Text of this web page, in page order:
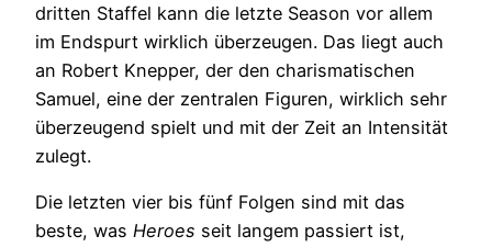
dritten Staffel kann die letzte Season vor allem
im Endspurt wirklich überzeugen. Das liegt auch
an Robert Knepper, der den charismatischen
Samuel, eine der zentralen Figuren, wirklich sehr
überzeugend spielt und mit der Zeit an Intensität
zulegt.
Die letzten vier bis fünf Folgen sind mit das
beste, was Heroes seit langem passiert ist,